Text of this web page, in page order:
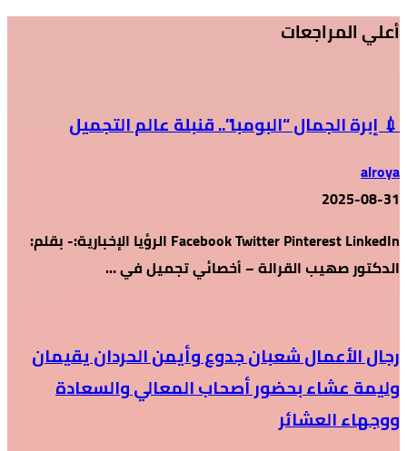
أعلي المراجعات
💉 إبرة الجمال “البومبا”.. قنبلة عالم التجميل
alroya
2025-08-31
Facebook Twitter Pinterest LinkedIn الرؤيا الإخبارية:- بقلم:
الدكتور صهيب القرالة – أخصائي تجميل في …
رجال الأعمال شعبان جدوع وأيمن الحردان يقيمان
وليمة عشاء بحضور أصحاب المعالي والسعادة
ووجهاء العشائر